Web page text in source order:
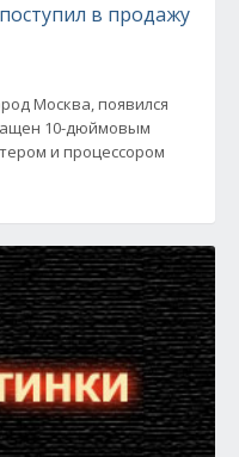
в продажу
Москва, появился
10-дюймовым
и процессором